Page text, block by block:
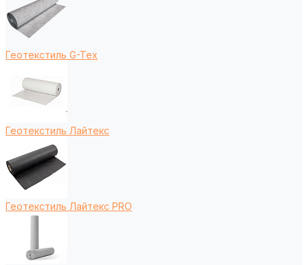
Геотекстиль G-Tex
Геотекстиль Лайтекс
Геотекстиль Лайтекс PRO